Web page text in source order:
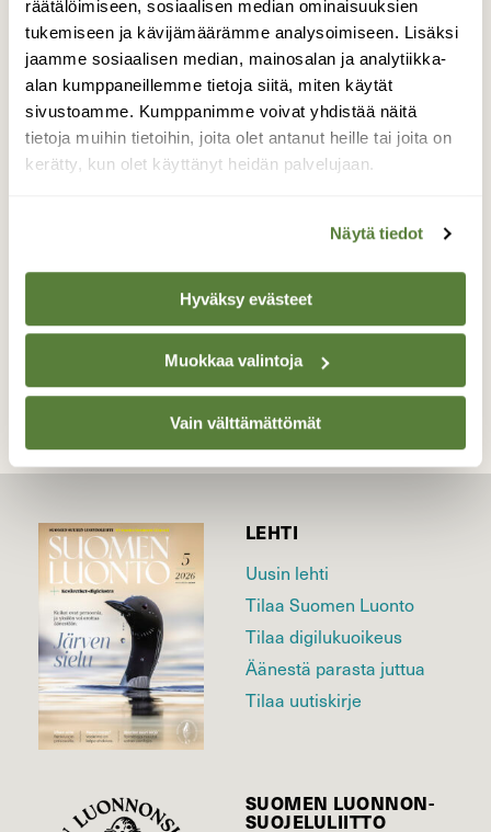
räätälöimiseen, sosiaalisen median ominaisuuksien
tukemiseen ja kävijämäärämme analysoimiseen. Lisäksi
jaamme sosiaalisen median, mainosalan ja analytiikka-
alan kumppaneillemme tietoja siitä, miten käytät
sivustoamme. Kumppanimme voivat yhdistää näitä
tietoja muihin tietoihin, joita olet antanut heille tai joita on
kerätty, kun olet käyttänyt heidän palvelujaan.
Näytä tiedot
Hyväksy evästeet
Muokkaa valintoja
Vain välttämättömät
Hanhien lento
Hanhet lensivät isossa muodostelmassa
Raisiossa syyskuussa 2017.
TAKAISIN LISTAAN
LEHTI
Uusin lehti
Tilaa Suomen Luonto
Tilaa digilukuoikeus
Äänestä parasta juttua
Tilaa uutiskirje
SUOMEN LUONNON­
SUOJELU­LIITTO